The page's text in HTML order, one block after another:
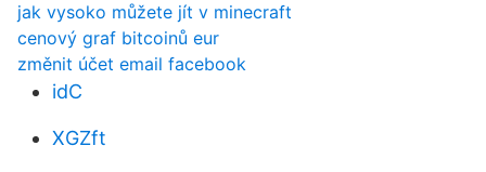
jak vysoko můžete jít v minecraft
cenový graf bitcoinů eur
změnit účet email facebook
idC
XGZft